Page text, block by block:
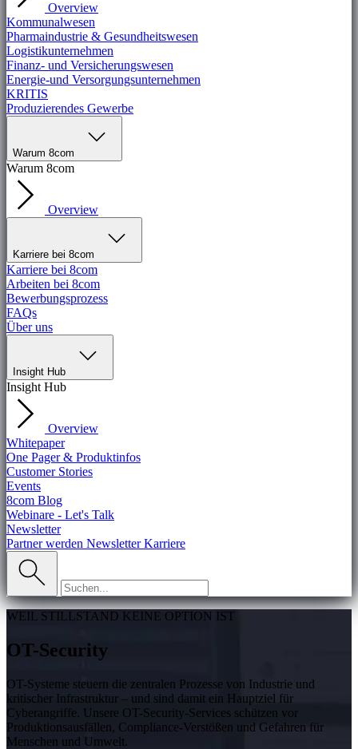
Overview
Kommunalwesen
Pharmaindustrie & Gesundheitswesen
Logistikunternehmen
Finanz- und Versicherungswesen
Energie-und Versorgungsunternehmen
KRITIS
Produzierendes Gewerbe
Warum 8com
Warum 8com
Overview
Karriere bei 8com
Karriere bei 8com
Arbeiten bei 8com
Bewerbungsprozess
FAQs
Über uns
Insight Hub
Insight Hub
Overview
Whitepaper
One Pager & Produktinfos
Customer Stories
Events
8com Blog
Webinare - Let's Talk
Newsletter
Partner werden NewsletterKarriere
WEIL STILLSTAND KEINE OPTION IST
OT-Security
OT-Systeme steuern die zentralen Prozesse von Industrie und
kritischer Infrastruktur – und sind damit ein Hauptziel für
Cyberangriffe. Unsere OT-Security-Services schützen vor
Produktionsausfällen, Compliance-Verstößen und Gefahren für
Menschen und Umwelt.